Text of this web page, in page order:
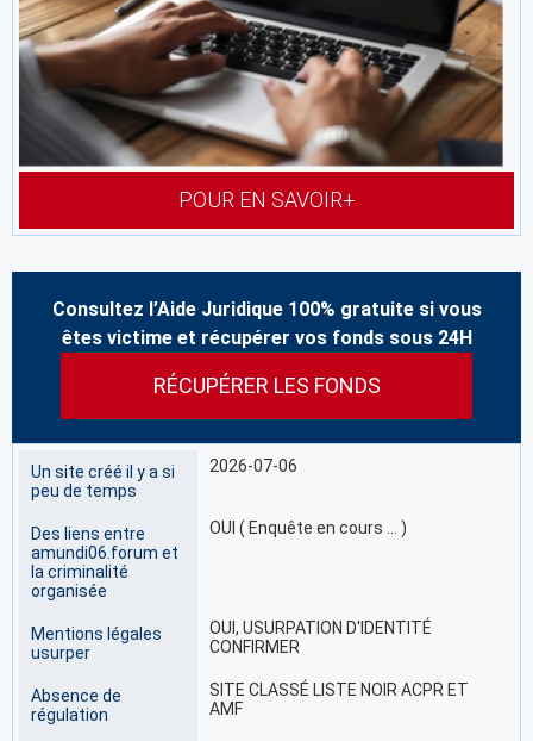
POUR EN SAVOIR+
Consultez l’Aide Juridique 100% gratuite si vous
êtes victime et récupérer vos fonds sous 24H
RÉCUPÉRER LES FONDS
Un site créé il y a si
peu de temps
2026-07-06
Des liens entre
amundi06.forum et
la criminalité
organisée
OUI ( Enquête en cours … )
Mentions légales
usurper
OUI, USURPATION D'IDENTITÉ
CONFIRMER
Absence de
régulation
SITE CLASSÉ LISTE NOIR ACPR ET
AMF